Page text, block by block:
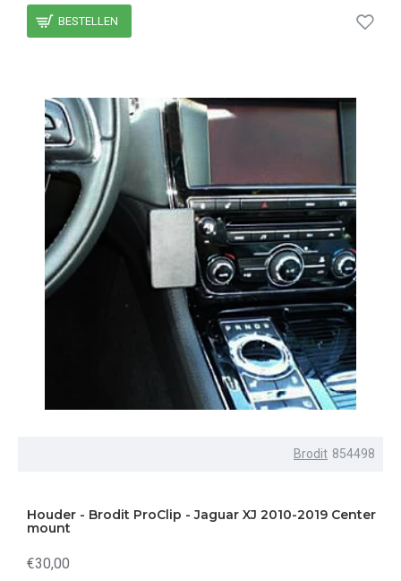
BESTELLEN
Brodit 854498
Houder - Brodit ProClip - Jaguar XJ 2010-2019 Center
mount
€30,00